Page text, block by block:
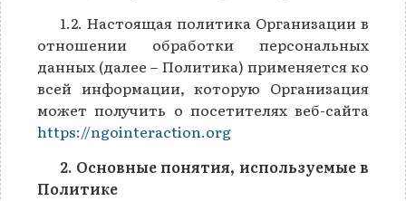
1.2. Настоящая политика Организации в
отношении обработки персональных
данных (далее – Политика) применяется ко
всей информации, которую Организация
может получить о посетителях веб-сайта
https://ngointeraction.org
2. Основные понятия, используемые в
Политике